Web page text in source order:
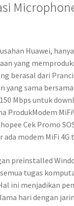
Huawei,
yang
berasal dari
yang sama
Mbps untuk
ProdukModem
Cek Promo
modem MiFi 4G
preinstalled
tugas
ini menjadikan
hari dengan